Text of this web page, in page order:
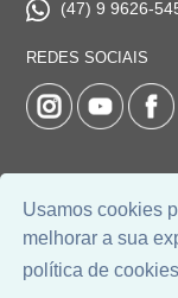
Usamos cookies
melhorar a sua
política de cookies
(47) 9 9626-
REDES SOCIAIS
© 2026 | Imobiliária
Universal Software.